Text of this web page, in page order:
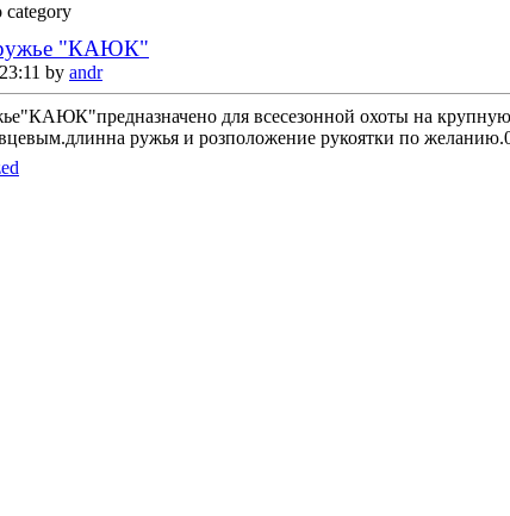
category
ружье "КАЮК"
by andr
для всесезонной охоты на
ружья и розположение рукоятки по